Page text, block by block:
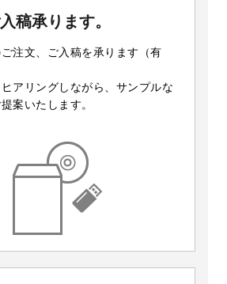
稿承ります。
注文、ご入稿を承ります（有
アリングしながら、サンプルな
案いたします。